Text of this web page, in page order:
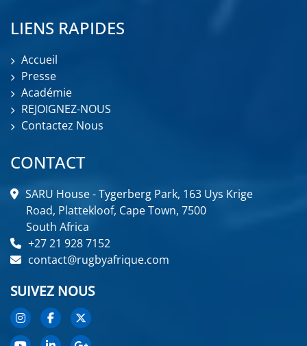
LIENS RAPIDES
Accueil
Presse
Académie
REJOIGNEZ-NOUS
Contactez Nous
CONTACT
SARU House - Tygerberg Park, 163 Uys Krige
Road, Plattekloof, Cape Town, 7500
South Africa
+27 21 928 7152
contact@rugbyafrique.com
SUIVEZ NOUS